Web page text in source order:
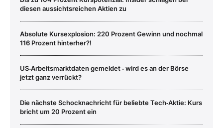
diesen aussichtsreichen Aktien zu
Absolute Kursexplosion: 220 Prozent Gewinn und nochmal
116 Prozent hinterher?!
US‑Arbeitsmarktdaten gemeldet ‑ wird es an der Börse
jetzt ganz verrückt?
Die nächste Schocknachricht für beliebte Tech‑Aktie: Kurs
bricht um 20 Prozent ein